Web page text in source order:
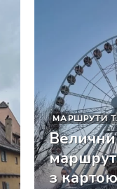
МАРШРУТИ
з